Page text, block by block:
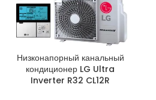
Низконапорный канальный
кондиционер LG Ultra
Inverter R32 CL12R